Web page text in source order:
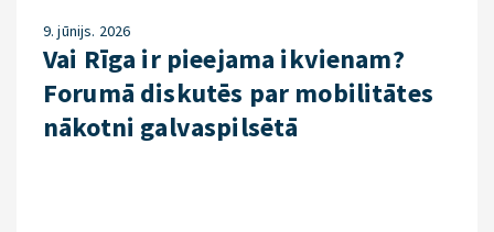
9. jūnijs. 2026
Vai Rīga ir pieejama ikvienam?
Forumā diskutēs par mobilitātes
nākotni galvaspilsētā